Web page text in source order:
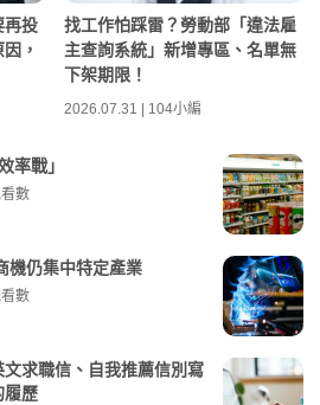
再投
，
找工作怕踩雷？勞動部「違法雇
主查詢系統」新增專區、名單無
下架期限！
2026.07.31 | 104小編
率戰」
數
機仍集中特定產業
數
求職信、自我推薦信別寫
履歷